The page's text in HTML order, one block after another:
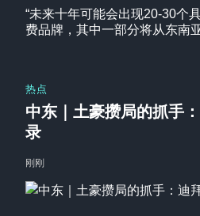
“未来十年可能会出现20-30个
费品牌，其中一部分将从东南
热点
中东｜土豪攒局的抓手
录
刚刚